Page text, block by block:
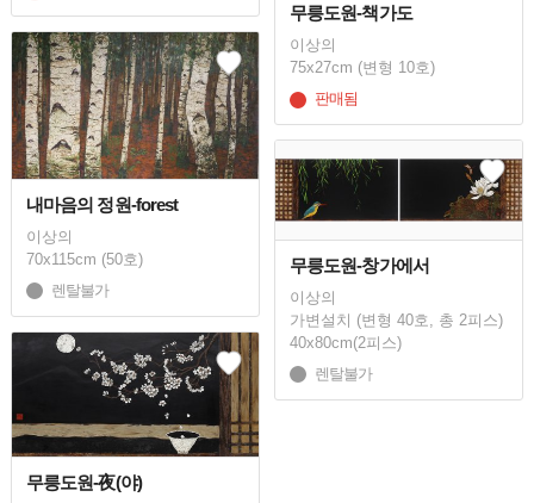
무릉도원-책가도
이상의
75x27cm (변형 10호)
판매됨
내마음의 정원-forest
이상의
70x115cm (50호)
렌탈불가
무릉도원-창가에서
이상의
가변설치 (변형 40호, 총 2피스)
40x80cm(2피스)
렌탈불가
무릉도원-夜(야)